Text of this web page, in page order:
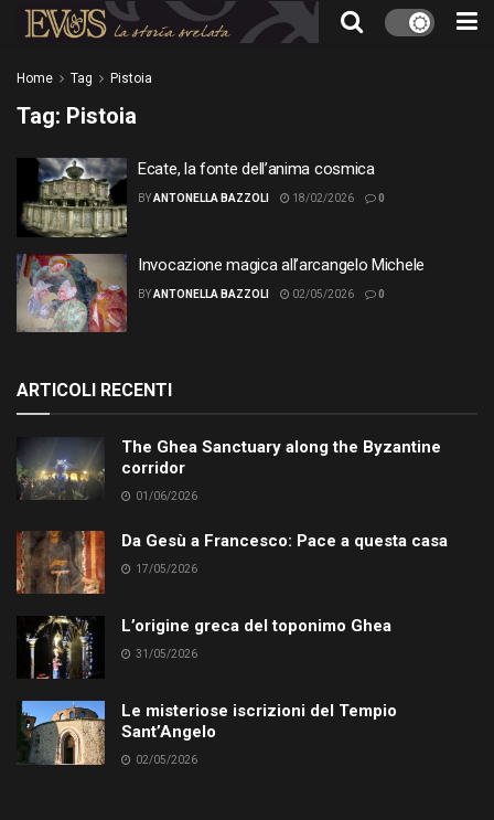
Home Tag Pistoia
Tag: Pistoia
Ecate, la fonte dell’anima cosmica
BYANTONELLA BAZZOLI 18/02/2026 0
Invocazione magica all’arcangelo Michele
BYANTONELLA BAZZOLI 02/05/2026 0
ARTICOLI RECENTI
The Ghea Sanctuary along the Byzantine
corridor
01/06/2026
Da Gesù a Francesco: Pace a questa casa
17/05/2026
L’origine greca del toponimo Ghea
31/05/2026
Le misteriose iscrizioni del Tempio
Sant’Angelo
02/05/2026